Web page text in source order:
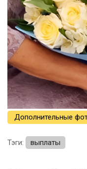
Дополнительные
Тэги: выплаты